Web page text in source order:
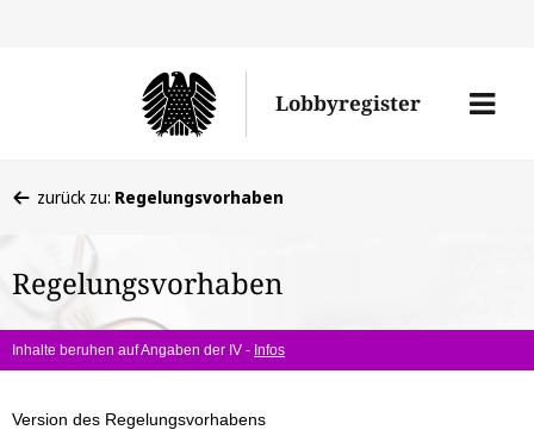
Lobbyregister
Menü
befinden
hier:
zurück zu: Regelungsvorhaben
Regelungsvorhaben
Inhalte beruhen auf Angaben der IV - Infos
Version des Regelungsvorhabens